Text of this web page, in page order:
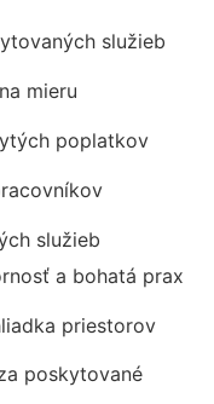
služieb
mieru
poplatkov
služieb
a bohatá prax
priestorov
poskytované